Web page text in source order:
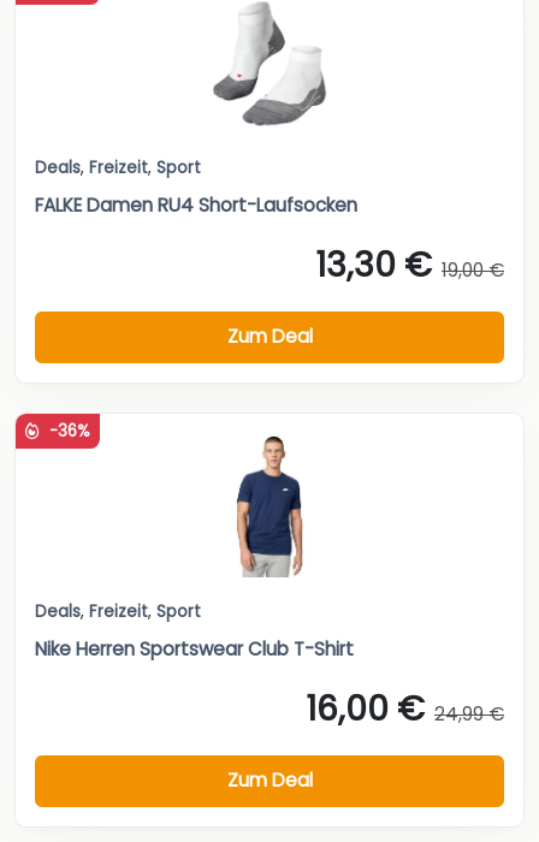
Deals, Freizeit, Sport
FALKE Damen RU4 Short-Laufsocken
13,30 € 19,00 €
Zum Deal
-36%
Deals, Freizeit, Sport
Nike Herren Sportswear Club T-Shirt
16,00 € 24,99 €
Zum Deal